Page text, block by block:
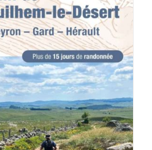
/ DÉTAILS